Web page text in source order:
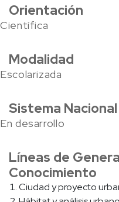
Orientación
Científica
Modalidad
Escolarizada
Sistema
En desarrollo
Líneas de
Conocimiento
Ciudad y proyecto